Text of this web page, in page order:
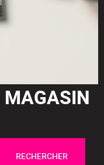
MAGASIN
RECHERCHER